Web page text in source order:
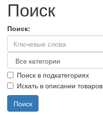
Поиск
Поиск:
Поиск в подкатегориях
Искать в описании товаров